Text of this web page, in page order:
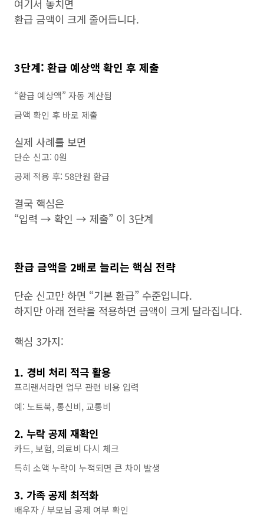
여기서 놓치면
환급 금액이 크게 줄어듭니다.
3단계: 환급 예상액 확인 후 제출
“환급 예상액” 자동 계산됨
금액 확인 후 바로 제출
실제 사례를 보면
단순 신고: 0원
공제 적용 후: 58만원 환급
결국 핵심은
“입력 → 확인 → 제출” 이 3단계
환급 금액을 2배로 늘리는 핵심 전략
단순 신고만 하면 “기본 환급” 수준입니다.
하지만 아래 전략을 적용하면 금액이 크게 달라집니다.
핵심 3가지:
1. 경비 처리 적극 활용
프리랜서라면 업무 관련 비용 입력
예: 노트북, 통신비, 교통비
2. 누락 공제 재확인
카드, 보험, 의료비 다시 체크
특히 소액 누락이 누적되면 큰 차이 발생
3. 가족 공제 최적화
배우자 / 부모님 공제 여부 확인